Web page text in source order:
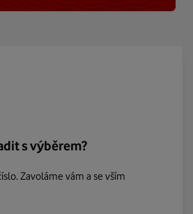
s výběrem?
Zavoláme vám a se vším